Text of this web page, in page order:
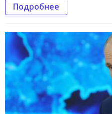
Подробнее